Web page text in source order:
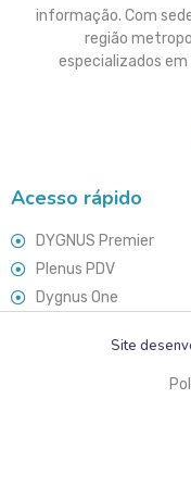
informação. Com
região
especializados
Acesso rápido
DYGNUS Premier
Plenus PDV
Dygnus One
Site